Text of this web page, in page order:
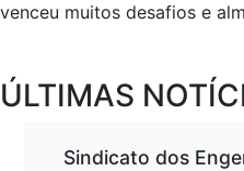
venceu muitos desafios e
ÚLTIMAS
Sindicato dos